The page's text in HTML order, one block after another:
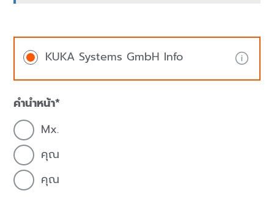
KUKA Systems GmbH Info
คำนำหน้า
Mx.
คุณ
คุณ